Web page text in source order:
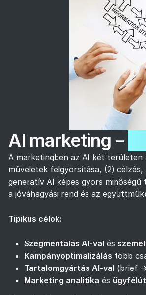
AI marketing –
A marketingben az AI két
műveletek felgyorsítása, (2)
generatív AI képes gyors
a jóváhagyási rend és az
Tipikus célok:
Szegmentálás AI-val és
Kampányoptimalizálás több
Tartalomgyártás AI-val (brief
Marketing analitika és